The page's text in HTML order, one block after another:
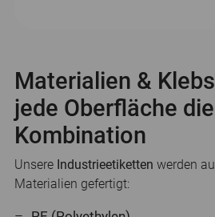
Materialien &
jede Oberfläche
Kombination
UnsereIndustrieetiketten werden
Materialien gefertigt: